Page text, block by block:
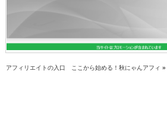
アフィリエイトの入口 ここから始める！秋にゃんアフィ »